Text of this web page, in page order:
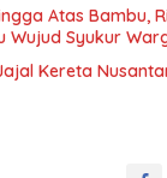
Atas Bambu,
Wujud Syukur
Kereta